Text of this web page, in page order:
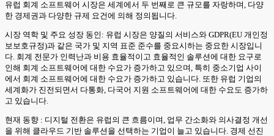
유럽 회계 소프트웨어 시장은 세계에서 두 번째로 큰 규모를 자랑하며, 다양
한 경제권과 다양한 규제 요건에 의해 정의됩니다.
시장 역학 및 주요 성장 동인: 유럽 시장은 양질의 서비스와 GDPR(EU 개인정
보보호규정)과 같은 국가 및 지역 표준 준수를 중요시하는 중요한 시장입니
다. 회계 전문가 인력난과 비용 효율적이고 효율적인 솔루션에 대한 요구로
인해 회계 소프트웨어에 대한 수요가 증가하고 있으며, 특히 중소기업 사이
에서 회계 소프트웨어에 대한 수요가 증가하고 있습니다. 또한 유럽 기업의
세계화가 진전되면서 다통화, 다국어 지원 소프트웨어에 대한 수요도 증가하
고 있습니다.
현재 동향 : 디지털 전환은 유럽의 큰 흐름이며, 업무 간소화와 의사결정 개선
을 위해 클라우드 기반 솔루션을 선택하는 기업이 늘고 있습니다. 경제 선진